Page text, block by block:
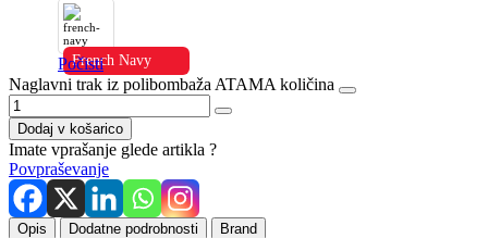
French Navy
Počisti
Naglavni trak iz polibombaža ATAMA količina
Dodaj v košarico
Imate vprašanje glede artikla ?
Povpraševanje
Opis Dodatne podrobnosti Brand